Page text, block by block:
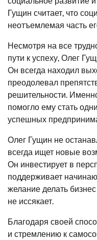
Гущин считает, что
неотъемлемая часть
Несмотря на все
пути к успеху, Олег
Он всегда находил
преодолевал
решительности.
помогло ему стать
успешных
Олег Гущин не
всегда ищет новые
Он инвестирует в
поддерживает
желание делать
не иссякает.
Благодаря своей
и стремлению к